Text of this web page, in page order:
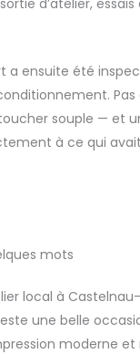
a ensuite été
Pas
souple — et
à ce qui
mots
local à
une belle
moderne et